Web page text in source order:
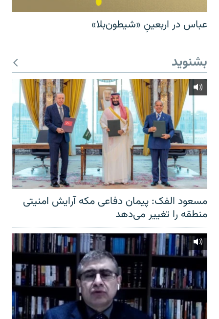
عباس در اربعینِ «شیطون‌بلا»
بشنوید
مسعود الفک: پیمان دفاعی مکه آرایش امنیتی
منطقه را تغییر می‌دهد